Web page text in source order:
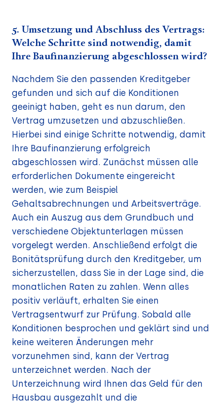
5. Umsetzung und Abschluss des Vertrags:
Welche Schritte sind notwendig, damit
Ihre Baufinanzierung abgeschlossen wird?
Nachdem Sie den passenden Kreditgeber
gefunden und sich auf die Konditionen
geeinigt haben, geht es nun darum, den
Vertrag umzusetzen und abzuschließen.
Hierbei sind einige Schritte notwendig, damit
Ihre Baufinanzierung erfolgreich
abgeschlossen wird. Zunächst müssen alle
erforderlichen Dokumente eingereicht
werden, wie zum Beispiel
Gehaltsabrechnungen und Arbeitsverträge.
Auch ein Auszug aus dem Grundbuch und
verschiedene Objektunterlagen müssen
vorgelegt werden. Anschließend erfolgt die
Bonitätsprüfung durch den Kreditgeber, um
sicherzustellen, dass Sie in der Lage sind, die
monatlichen Raten zu zahlen. Wenn alles
positiv verläuft, erhalten Sie einen
Vertragsentwurf zur Prüfung. Sobald alle
Konditionen besprochen und geklärt sind und
keine weiteren Änderungen mehr
vorzunehmen sind, kann der Vertrag
unterzeichnet werden. Nach der
Unterzeichnung wird Ihnen das Geld für den
Hausbau ausgezahlt und die